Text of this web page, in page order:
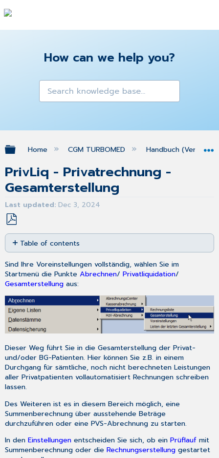
How can we help you?
Expand/collapse global hierarchy
Home CGM TURBOMED Handbuch (Version
PrivLiq - Privatrechnung -
Gesamterstellung
Last updated Dec 3, 2024
Save
as
PDF
Table of contents
No
headers
Sind IhreVoreinstellungen vollständig, wählen Sie im
Startmenü die PunkteAbrechnen/Privatliquidation/
Gesamterstellung aus:
Dieser Weg führt Sie in die Gesamterstellung der Privat-
und/oder BG-Patienten. Hier können Sie z.B. in einem
Durchgang für sämtliche, noch nicht berechneten Leistungen
aller Privatpatienten vollautomatisiert Rechnungen schreiben
lassen.
Des Weiteren ist es in diesem Bereich möglich, eine
Summenberechnung über ausstehende Beträge
durchzuführen oder eine PVS-Abrechnung zu starten.
In denEinstellungen entscheiden Sie sich, ob einPrüflauf mit
Summenberechnung oder dieRechnungserstellung gestartet